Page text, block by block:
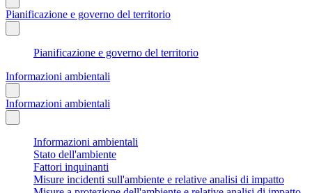
Pianificazione e governo del territorio
Pianificazione e governo del territorio
Informazioni ambientali
Informazioni ambientali
Informazioni ambientali
Stato dell'ambiente
Fattori inquinanti
Misure incidenti sull'ambiente e relative analisi di impatto